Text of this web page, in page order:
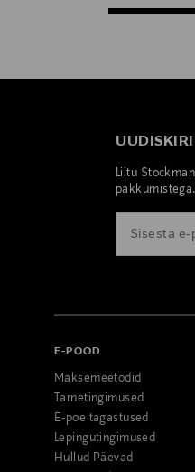
UUDISKIRI
Liitu
E-POOD
Maksemeetodid
Tarnetingimused
E-poe tagastused
Lepingutingimused
Hullud Päevad